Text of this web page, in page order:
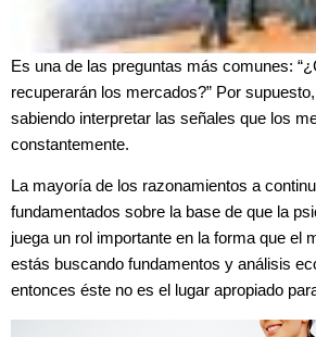
Es una de las preguntas más comunes:
recuperarán los mercados?” Por
sabiendo interpretar las señales que los
constantemente.
La mayoría de los razonamientos a
fundamentados sobre la base de que la
juega un rol importante en la forma que el
estás buscando fundamentos y análisis
entonces éste no es el lugar apropiado